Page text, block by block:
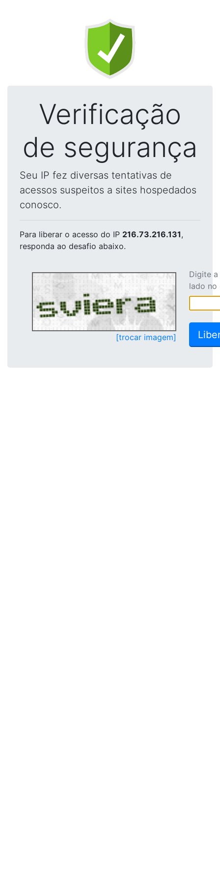
Verificação
de segurança
Seu IP fez diversas tentativas de
acessos suspeitos a sites hospedados
conosco.
Para liberar o acesso do IP 216.73.216.131,
responda ao desafio abaixo.
[trocar imagem]
Digite
lado no